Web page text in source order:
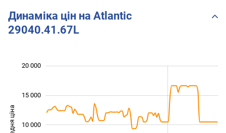
Динаміка цін на Atlantic
29040.41.67L
10 000
10 000
20 000
15 000